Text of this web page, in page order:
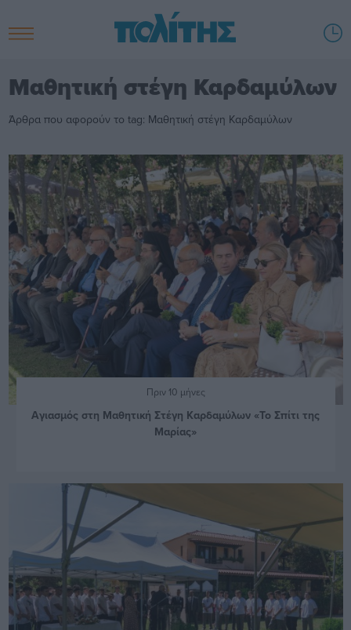
Μαθητική στέγη Καρδαμύλων
Άρθρα που αφορούν το tag: Μαθητική στέγη Καρδαμύλων
Πριν 10 μήνες
Αγιασμός στη Μαθητική Στέγη Καρδαμύλων «Το Σπίτι της
Μαρίας»